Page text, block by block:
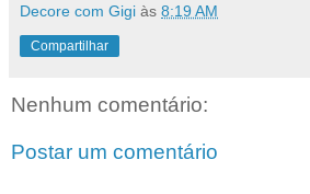
Decore com Gigi às 8:19 AM
Compartilhar
Nenhum comentário:
Postar um comentário